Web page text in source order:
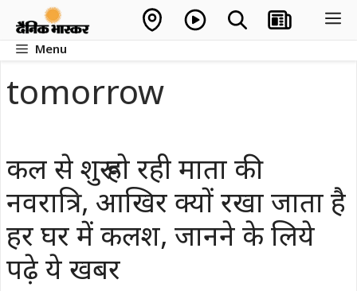
contentMenu
tomorrow
कल से शुरू हो रही माता की
नवरात्रि, आखिर क्यों रखा जाता है
हर घर में कलश, जानने के लिये
पढ़े ये खबर